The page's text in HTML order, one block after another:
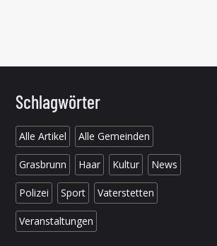
Schlagwörter
Alle Artikel Alle Gemeinden
Grasbrunn Haar Kultur News
Polizei Sport Vaterstetten
Veranstaltungen